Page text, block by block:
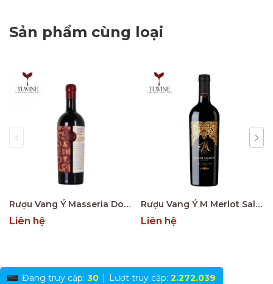
Sản phẩm cùng loại
Rượu Vang Ý Masseria Doppio Passo Copertino Riserva 14% Negroamaro
Liên hệ
Rượu Vang Ý M Merlot Salento Limited Edition
Liên hệ
Đang truy cập: 30 | Lượt truy cập: 2.272.039